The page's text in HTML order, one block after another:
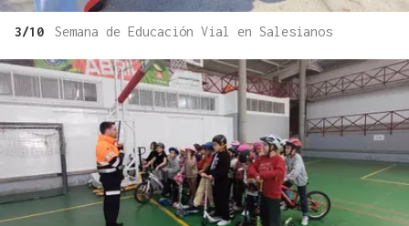
3/10 Semana de Educación Vial en Salesianos